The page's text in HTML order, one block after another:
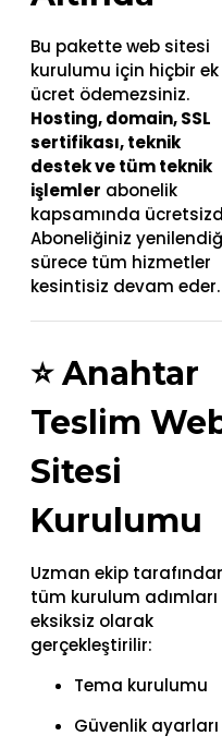
Bu pakette web sitesi
kurulumu için hiçbir ek
ücret ödemezsiniz.
Hosting, domain, SSL
sertifikası, teknik
destek ve tüm teknik
işlemler abonelik
kapsamında
Aboneliğiniz
sürece tüm hizmetler
kesintisiz devam eder.
⭐Anahtar
Teslim
Sitesi
Kurulumu
Uzman ekip
tüm kurulum adımları
eksiksiz olarak
gerçekleştirilir:
Tema kurulumu
Güvenlik ayarları